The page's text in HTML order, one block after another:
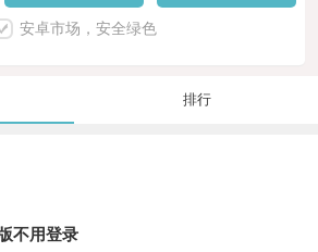
安卓市场，安全绿色
排行
不用登录